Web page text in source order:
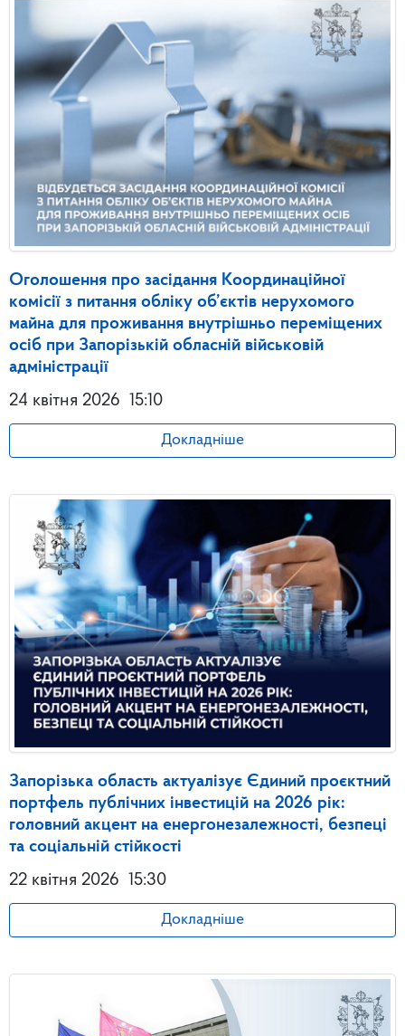
Оголошення про засідання Координаційної
комісії з питання обліку об’єктів нерухомого
майна для проживання внутрішньо переміщених
осіб при Запорізькій обласній військовій
адміністрації
24 квітня 2026
15:10
Докладніше
Запорізька область актуалізує Єдиний проєктний
портфель публічних інвестицій на 2026 рік:
головний акцент на енергонезалежності, безпеці
та соціальній стійкості
22 квітня 2026 15:30
Докладніше